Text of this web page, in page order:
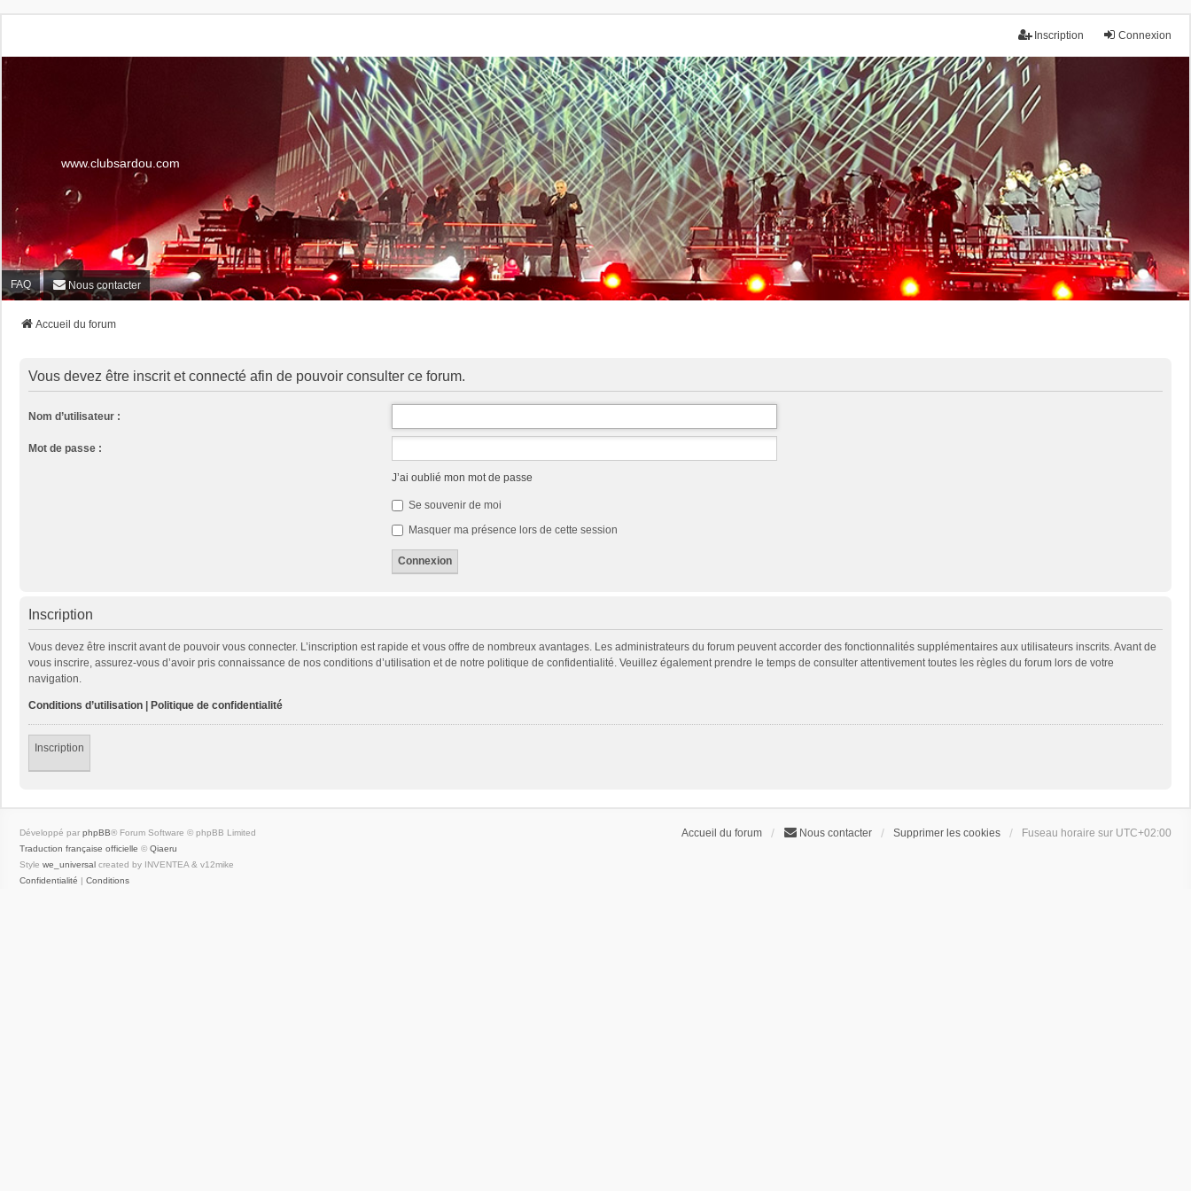
Connexion
Inscription
www.clubsardou.com
FAQ Nous contacter
Accueil du forum
Vous devez être inscrit et connecté afin de pouvoir consulter ce forum.
Nom d’utilisateur :
Mot de passe :
J’ai oublié mon mot de passe
Se souvenir de moi
Masquer ma présence lors de cette session
Inscription
Vous devez être inscrit avant de pouvoir vous connecter. L’inscription est rapide et vous offre de nombreux avantages. Les administrateurs du forum peuvent accorder des fonctionnalités supplémentaires aux utilisateurs inscrits. Avant de
vous inscrire, assurez-vous d’avoir pris connaissance de nos conditions d’utilisation et de notre politique de confidentialité. Veuillez également prendre le temps de consulter attentivement toutes les règles du forum lors de votre
navigation.
Conditions d’utilisation | Politique de confidentialité
Inscription
Accueil du forum Nous contacter Supprimer les cookies Fuseau horaire sur UTC+02:00
Développé par phpBB® Forum Software © phpBB Limited
Traduction française officielle © Qiaeru
Style we_universal created by INVENTEA & v12mike
Confidentialité | Conditions